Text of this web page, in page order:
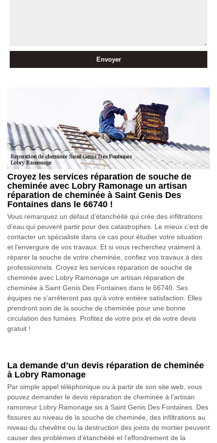
Croyez les services réparation de souche de
cheminée avec Lobry Ramonage un artisan
réparation de cheminée à Saint Genis Des
Fontaines dans le 66740 !
Vous remarquez un défaut d’étanchéité qui crée des infiltrations
d’eau qui peuvent partir pour des catastrophes. Le mieux c’est de
contacter un spécialiste dans ce cas pour étudier votre situation
et l’envergure de vos travaux. Et si vous recherchez vraiment à
réparer la souche de votre cheminée, confiez vos travaux à des
professionnels. Croyez les services réparation de souche de
cheminée avec Lobry Ramonage un artisan réparation de
cheminée à Saint Genis Des Fontaines dans le 66740. Ses
équipes ne s’arrêteront pas qu’à votre entière satisfaction. Elles
prendront soin de la souche de cheminée pour une bonne
circulation des fumées. Profitez de votre prix et de votre devis
gratuit !
La demande d’un devis réparation de cheminée
à Lobry Ramonage
Par simple appel téléphonique ou à partir de son site web, vous
pouvez demander le devis réparation de cheminée à l’artisan
ramoneur Lobry Ramonage sis à Saint Genis Des Fontaines. Des
fissures au niveau de la souche de cheminée, des infiltrations au
niveau du chevêtre ou la destruction des joints de mortier peuvent
causer des problèmes d’étanchéité et l’effondrement de la